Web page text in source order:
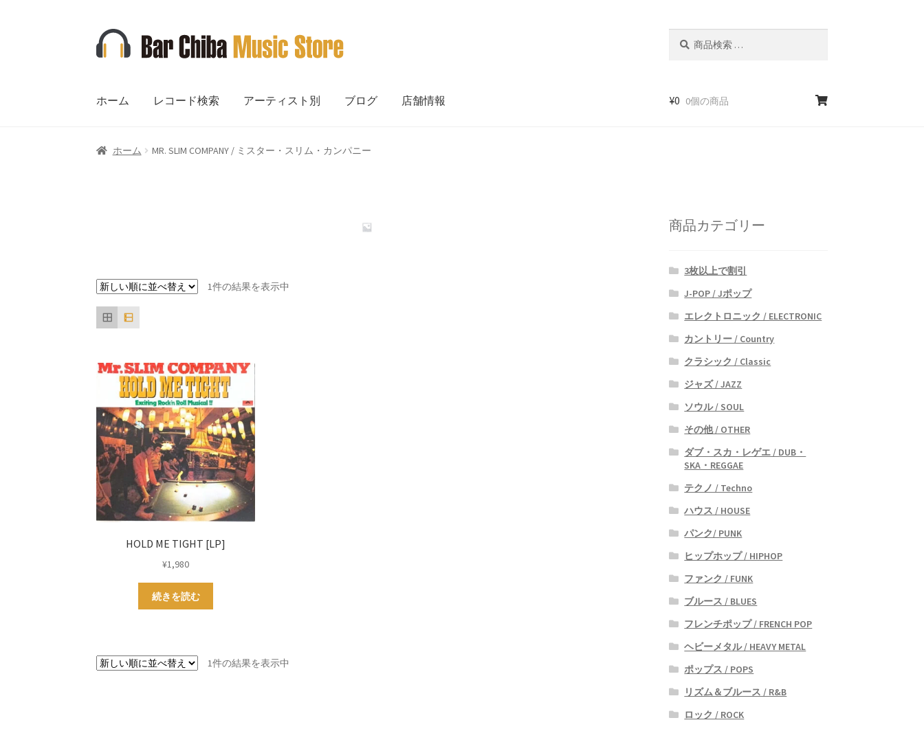
ナ
ビ
シ
へ
コ
ン
ツ
キ
ホーム レコード検索 アーティスト別 ブログ 店舗情報 ¥0 0個の商品
ホーム MR. SLIM COMPANY / ミスター・スリム・カンパニー
1件の結果を表示中
HOLD ME TIGHT [LP]
¥1,980
続きを読む
1件の結果を表示中
商品カテゴリー
3枚以上で割引
J-POP / Jポップ
エレクトロニック / ELECTRONIC
カントリー / Country
クラシック / Classic
ジャズ / JAZZ
ソウル / SOUL
その他 / OTHER
ダブ・スカ・レゲエ / DUB・
SKA・REGGAE
テクノ / Techno
ハウス / HOUSE
パンク/ PUNK
ヒップホップ / HIPHOP
ファンク / FUNK
ブルース / BLUES
フレンチポップ / FRENCH POP
ヘビーメタル / HEAVY METAL
ポップス / POPS
リズム＆ブルース / R&B
ロック / ROCK